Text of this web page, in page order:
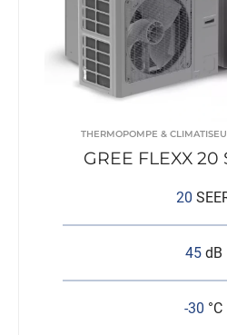
THERMOPOMPE &
GREE FLEXX 20
20
45 dB
-30 °C